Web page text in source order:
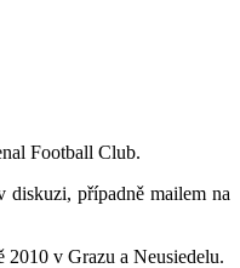
Football Club.
diskuzi, případně mailem na
v Grazu a Neusiedelu.